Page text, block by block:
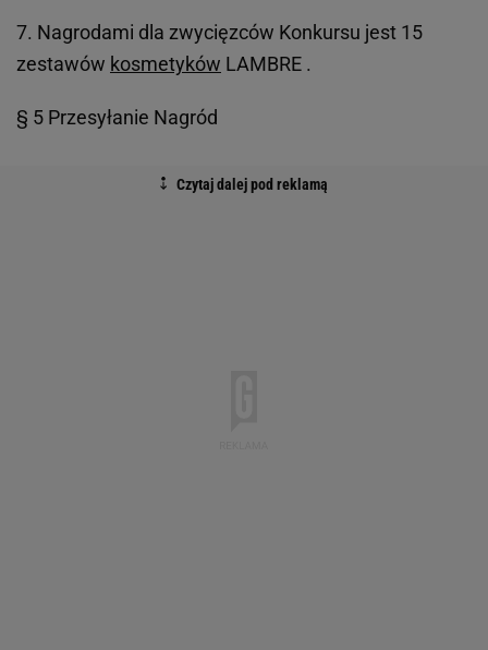
7. Nagrodami dla zwycięzców Konkursu jest 15
zestawów kosmetyków LAMBRE .
§ 5 Przesyłanie Nagród